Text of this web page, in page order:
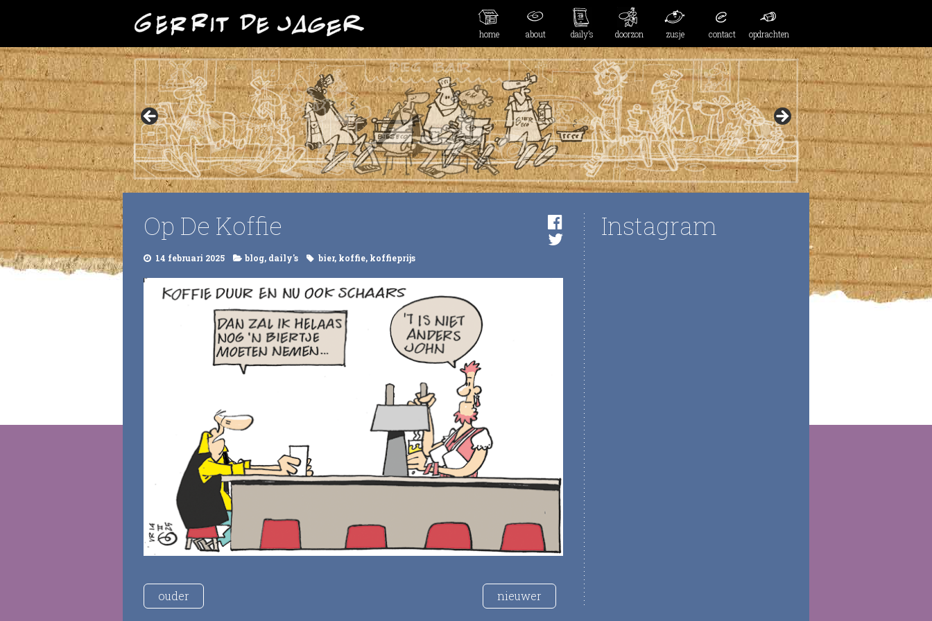
home about daily’s doorzon zusje contact opdrachten
Op De Koffie
14 februari 2025 blog, daily's bier, koffie, koffieprijs
ouder nieuwer
Instagram